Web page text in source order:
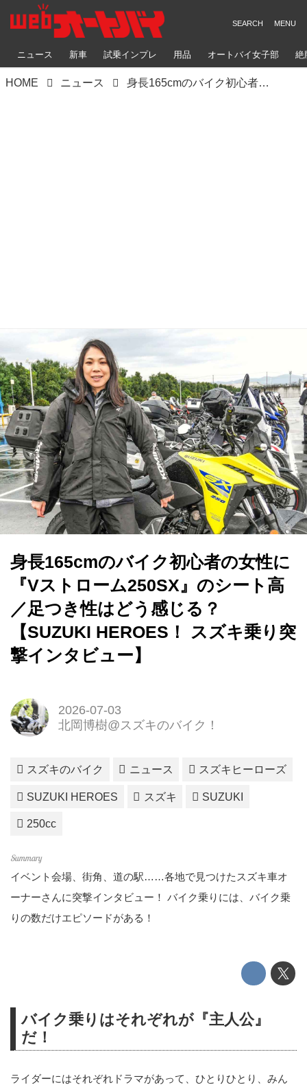
ニュース 新車 試乗インプレ 用品 オートバイ女子部 絶
HOME ニュース 身長165cmのバイク初心者の女性に『Vストローム250SX』のシート高／足つき性はどう感じる？ 【SUZUKI HEROES！ スズキ乗り突撃インタビュー】
身長165cmのバイク初心者の女性に
『Vストローム250SX』のシート高
／足つき性はどう感じる？
【SUZUKI HEROES！ スズキ乗り突
撃インタビュー】
2026-07-03
北岡博樹@スズキのバイク！
スズキのバイク ニュース スズキヒーローズ
SUZUKI HEROES スズキ SUZUKI
250cc
イベント会場、街角、道の駅……各地で見つけたスズキ車オ
ーナーさんに突撃インタビュー！ バイク乗りには、バイク乗
りの数だけエピソードがある！
バイク乗りはそれぞれが『主人公』
だ！
ライダーにはそれぞれドラマがあって、ひとりひとり、みん